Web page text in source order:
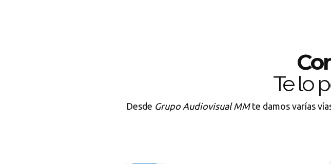
Te lo
Desde Grupo Audiovisual MMte damos varías